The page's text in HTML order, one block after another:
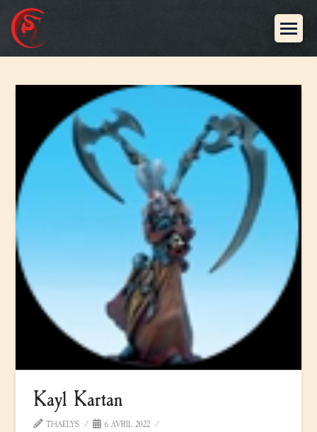
Kayl Kartan
THAELYS
6 AVRIL 2022